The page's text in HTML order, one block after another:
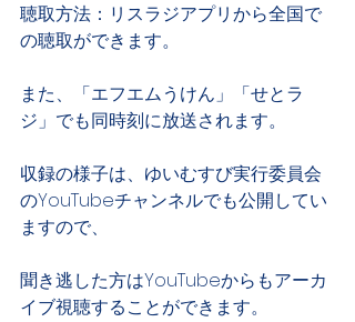
聴取方法：リスラジアプリから全国で
の聴取ができます。
また、「エフエムうけん」「せとラ
ジ」でも同時刻に放送されます。
収録の様子は、ゆいむすび実行委員会
のYouTubeチャンネルでも公開してい
ますので、
聞き逃した方はYouTubeからもアーカ
イブ視聴することができます。